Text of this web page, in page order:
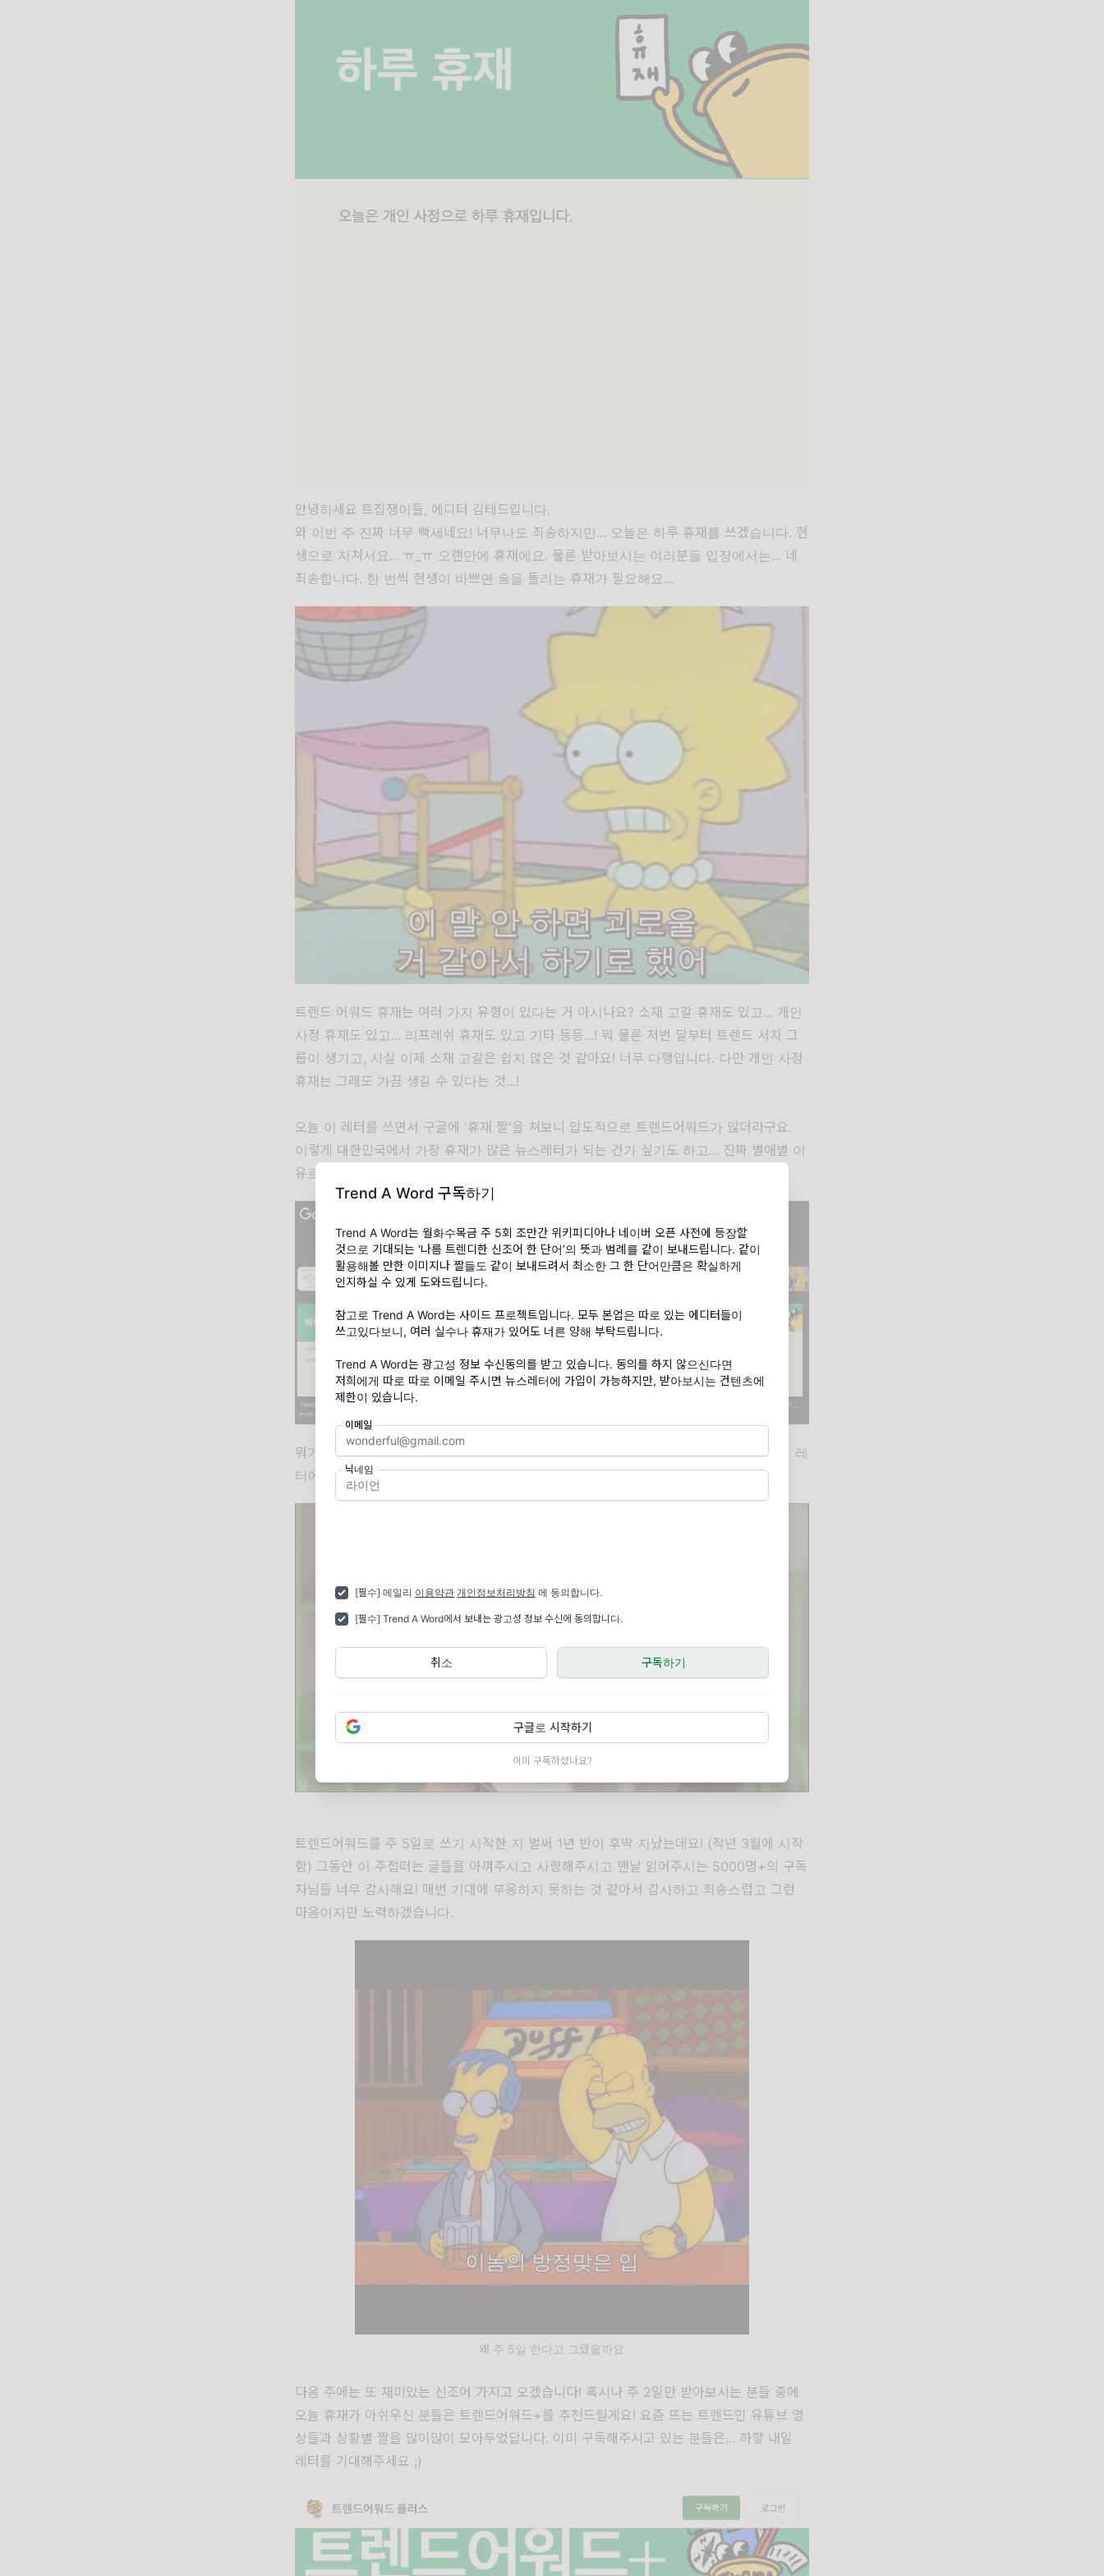
Trend A Word 구독하기
Trend A Word는 월화수목금 주 5회 조만간 위키피디아나 네이버 오픈 사전에 등장할
것으로 기대되는 ‘나름 트렌디한 신조어 한 단어’의 뜻과 범례를 같이 보내드립니다. 같이
활용해볼 만한 이미지나 짤들도 같이 보내드려서 최소한 그 한 단어만큼은 확실하게
인지하실 수 있게 도와드립니다.
참고로 Trend A Word는 사이드 프로젝트입니다. 모두 본업은 따로 있는 에디터들이
쓰고있다보니, 여러 실수나 휴재가 있어도 너른 양해 부탁드립니다.
Trend A Word는 광고성 정보 수신동의를 받고 있습니다. 동의를 하지 않으신다면
저희에게 따로 따로 이메일 주시면 뉴스레터에 가입이 가능하지만, 받아보시는 컨텐츠에
제한이 있습니다.
이메일
닉네임
[필수] 메일리 이용약관 개인정보처리방침 에 동의합니다.
[필수] Trend A Word에서 보내는 광고성 정보 수신에 동의합니다.
구독하기
취소
구글로 시작하기
이미 구독하셨나요?
안녕하세요 트집쟁이들, 에디터 김테드입니다.
와 이번 주 진짜 너무 빡세네요! 너무나도 죄송하지만... 오늘은 하루 휴재를 쓰겠습니다. 현
생으로 지쳐서요... ㅠ_ㅠ 오랜만에 휴재에요. 물론 받아보시는 여러분들 입장에서는... 네
죄송합니다. 한 번씩 현생이 바쁘면 숨을 돌리는 휴재가 필요해요...
트렌드 어워드 휴재는 여러 가지 유형이 있다는 거 아시나요? 소재 고갈 휴재도 있고... 개인
사정 휴재도 있고... 리프레쉬 휴재도 있고 기타 등등...! 뭐 물론 저번 달부터 트렌드 서치 그
룹이 생기고, 사실 이제 소재 고갈은 쉽지 않은 것 같아요! 너무 다행입니다. 다만 개인 사정
휴재는 그래도 가끔 생길 수 있다는 것...!
오늘 이 레터를 쓰면서 구글에 '휴재 짤'을 쳐보니 압도적으로 트렌드어워드가 많더라구요.
이렇게 대한민국에서 가장 휴재가 많은 뉴스레터가 되는 건가 싶기도 하고... 진짜 별애별 이
유로 휴재를 많이 했구나 싶기도 하고... 그러네요. 부끄럽습니다.
뭐가 되었건, 이유 불문하고 잦은 휴재 사과드립니다. 친구가 그러더라구요. 거의 모든 레
터에서 사과를 하는거 같다고 ㅋㅋㅋ... 하핳
트렌드어워드를 주 5일로 쓰기 시작한 지 벌써 1년 반이 후딱 지났는데요! (작년 3월에 시작
함) 그동안 이 주접떠는 글들을 아껴주시고 사랑해주시고 맨날 읽어주시는 5000명+의 구독
자님들 너무 감사해요! 매번 기대에 부응하지 못하는 것 같아서 감사하고 죄송스럽고 그런
마음이지만 노력하겠습니다.
왜 주 5일 한다고 그랬을까요
다음 주에는 또 재미있는 신조어 가지고 오겠습니다! 혹시나 주 2일만 받아보시는 분들 중에
오늘 휴재가 아쉬우신 분들은 트렌드어워드+를 추천드릴게요! 요즘 뜨는 트렌드인 유튜브 영
상들과 상황별 짤을 많이많이 모아두었답니다. 이미 구독해주시고 있는 분들은... 하핳 내일
레터를 기대해주세요 ;)